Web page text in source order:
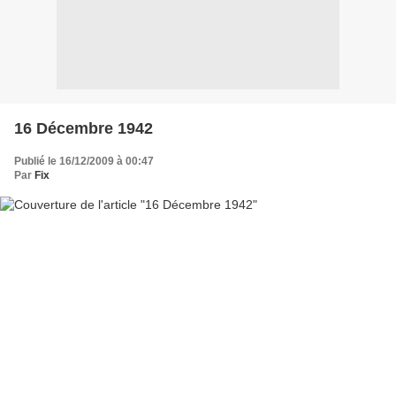
16 Décembre 1942
Publié le 16/12/2009 à 00:47
Par Fix